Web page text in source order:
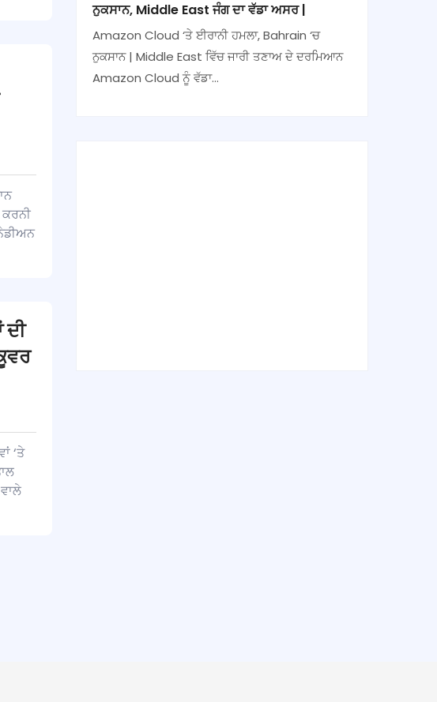
‘ਤੇ
ਨੁਕਸਾਨ, Middle East ਜੰਗ ਦਾ ਵੱਡਾ ਅਸਰ |
Amazon Cloud ‘ਤੇ ਈਰਾਨੀ ਹਮਲਾ, Bahrain ‘ਚ
ਨੁਕਸਾਨ | Middle East ਵਿੱਚ ਜਾਰੀ ਤਣਾਅ ਦੇ ਦਰਮਿਆਨ
Amazon Cloud ਨੂੰ ਵੱਡਾ…